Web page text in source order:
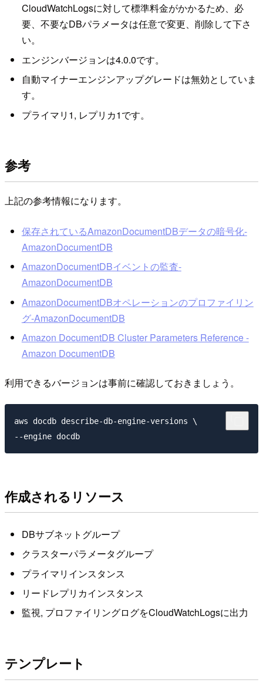
CloudWatchLogsに対して標準料金がかかるため、必
要、不要なDBパラメータは任意で変更、削除して下さ
い。
エンジンバージョンは4.0.0です。
自動マイナーエンジンアップグレードは無効としていま
す。
プライマリ1, レプリカ1です。
参考
上記の参考情報になります。
保存されているAmazonDocumentDBデータの暗号化-
AmazonDocumentDB
AmazonDocumentDBイベントの監査-
AmazonDocumentDB
AmazonDocumentDBオペレーションのプロファイリン
グ-AmazonDocumentDB
Amazon DocumentDB Cluster Parameters Reference -
Amazon DocumentDB
利用できるバージョンは事前に確認しておきましょう。
aws docdb describe-db-engine-versions \
作成されるリソース
DBサブネットグループ
クラスターパラメータグループ
プライマリインスタンス
リードレプリカインスタンス
監視, プロファイリングログをCloudWatchLogsに出力
テンプレート